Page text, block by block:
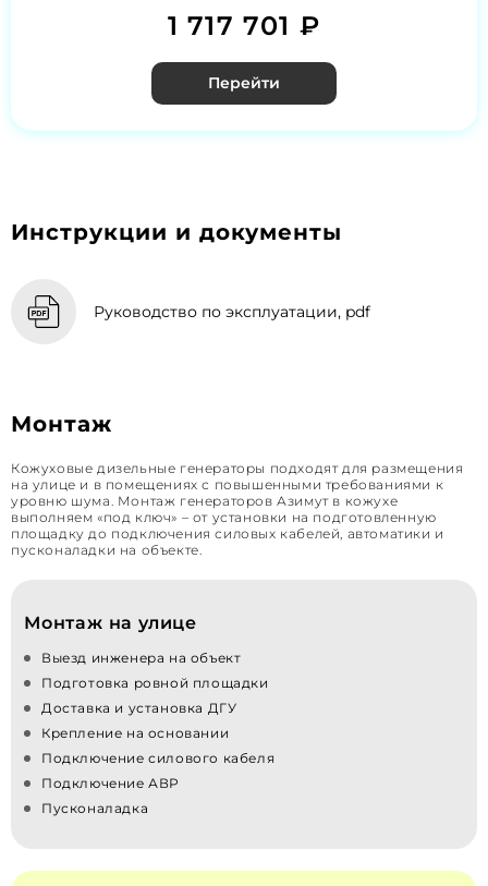
1 717 701 ₽
Перейти
Инструкции и документы
Руководство по эксплуатации, pdf
Монтаж
Кожуховые дизельные генераторы подходят для размещения
на улице и в помещениях с повышенными требованиями к
уровню шума. Монтаж генераторов Азимут в кожухе
выполняем «под ключ» – от установки на подготовленную
площадку до подключения силовых кабелей, автоматики и
пусконаладки на объекте.
Монтаж на улице
Выезд инженера на объект
Подготовка ровной площадки
Доставка и установка ДГУ
Крепление на основании
Подключение силового кабеля
Подключение АВР
Пусконаладка